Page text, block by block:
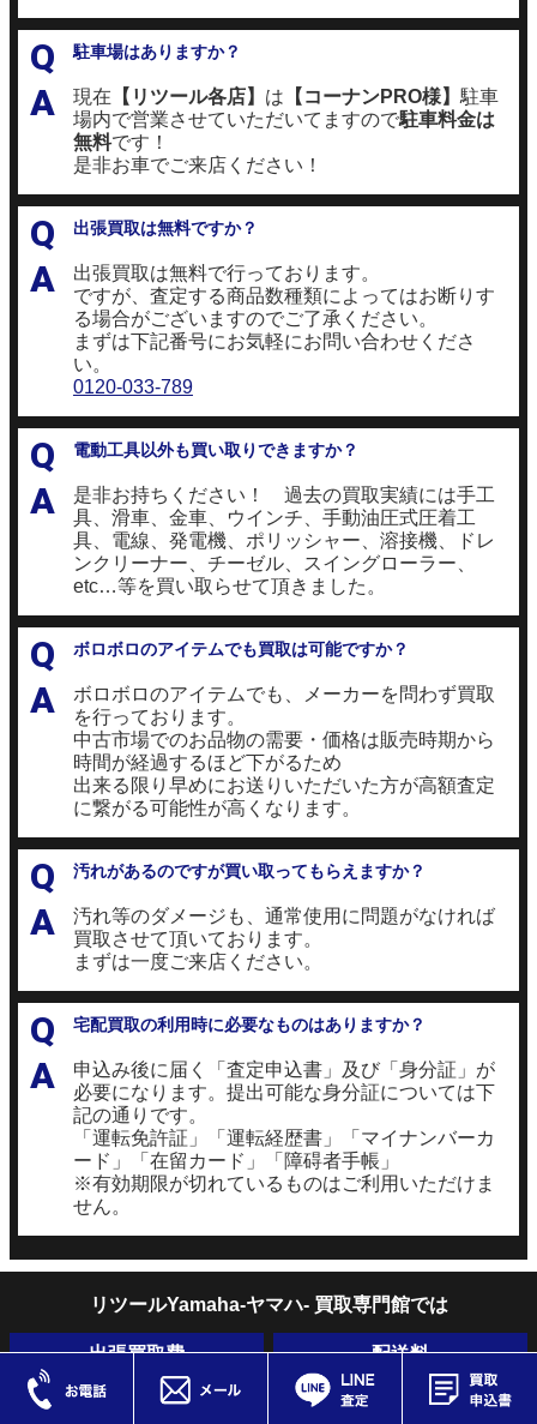
Q 駐車場はありますか？
A 現在 【リツール各店】 は 【コーナンPRO様】 駐車
場内で営業させていただいてますので駐車料金は
無料です！
是非お車でご来店ください！
Q 出張買取は無料ですか？
A
出張買取は無料で行っております。
ですが、査定する商品数種類によってはお断りす
る場合がございますのでご了承ください。
まずは下記番号にお気軽にお問い合わせくださ
い。
0120-033-789
Q 電動工具以外も買い取りできますか？
A
是非お持ちください！ 過去の買取実績には手工
具、滑車、金車、ウインチ、手動油圧式圧着工
具、電線、発電機、ポリッシャー、溶接機、ドレ
ンクリーナー、チーゼル、スイングローラー、
etc…等を買い取らせて頂きました。
Q ボロボロのアイテムでも買取は可能ですか？
A
ボロボロのアイテムでも、メーカーを問わず買取
を行っております。
中古市場でのお品物の需要・価格は販売時期から
時間が経過するほど下がるため
出来る限り早めにお送りいただいた方が高額査定
に繋がる可能性が高くなります。
Q 汚れがあるのですが買い取ってもらえますか？
A
汚れ等のダメージも、通常使用に問題がなければ
買取させて頂いております。
まずは一度ご来店ください。
Q 宅配買取の利用時に必要なものはありますか？
A
申込み後に届く「査定申込書」及び「身分証」が
必要になります。提出可能な身分証については下
記の通りです。
「運転免許証」「運転経歴書」「マイナンバーカ
ード」「在留カード」「障碍者手帳」
※有効期限が切れているものはご利用いただけま
せん。
リツールYamaha-ヤマハ- 買取専門館では
出張買取費 配送料
キャンセル料 各種手数料